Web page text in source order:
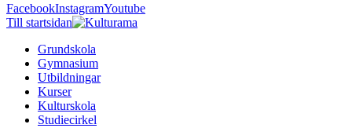
FacebookInstagramYoutube
Till startsidan
Grundskola
Gymnasium
Utbildningar
Kurser
Kulturskola
Studiecirkel